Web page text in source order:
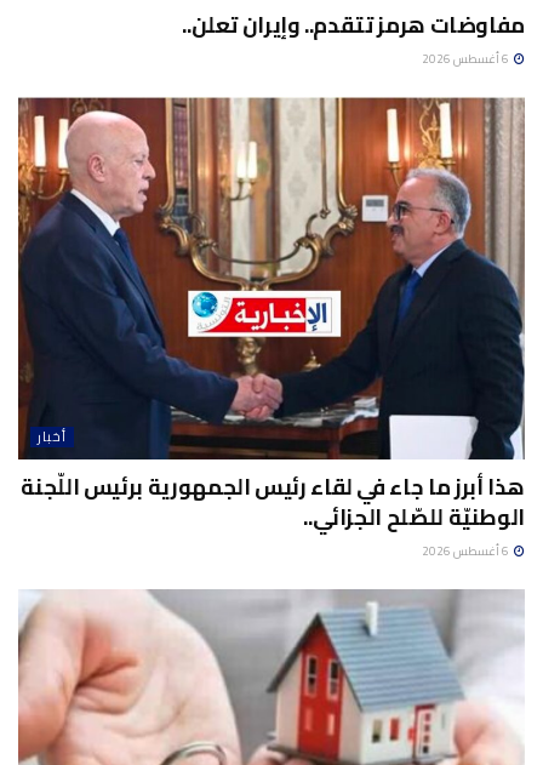
مفاوضات هرمز تتقدم.. وإيران تعلن..
أخبار
هذا أبرز ما جاء في لقاء رئيس الجمهورية برئيس اللّجنة
الوطنيّة للصّلح الجزائي..